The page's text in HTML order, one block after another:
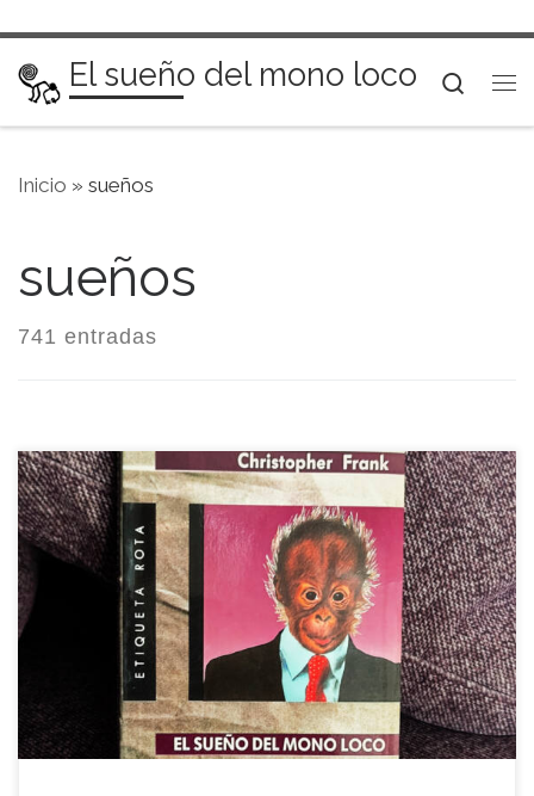
Saltar al contenido
El sueño del mono loco
Inicio » sueños
sueños
741 entradas
―Volví a leer sus dos páginas ayer por la
noche.Me miró como si me dispusiera a decir algo
que él tendría que refutar.―¿Sí?―Sí, y pensé de
repente en la frase de Rossif a propósito de la
teoría de la evalución.―¿Cuál?―«¿Y si el hombre
no fuera más que el sueño de […]